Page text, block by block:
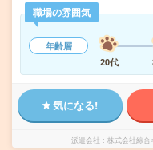
職場の雰囲気
年齢層
20代
気になる!
派遣会社 株式会社綜